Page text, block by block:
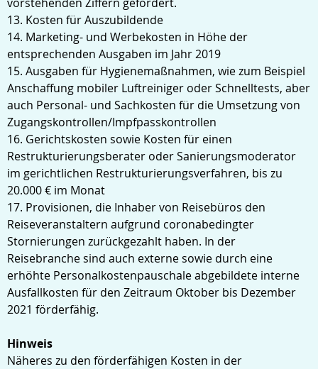
13. Kosten für Auszubildende
14. Marketing- und Werbekosten in Höhe der
entsprechenden Ausgaben im Jahr 2019
15. Ausgaben für Hygienemaßnahmen, wie zum Beispiel
Anschaffung mobiler Luftreiniger oder Schnelltests, aber
auch Personal- und Sachkosten für die Umsetzung von
Zugangskontrollen/Impfpasskontrollen
16. Gerichtskosten sowie Kosten für einen
Restrukturierungsberater oder Sanierungsmoderator
im gerichtlichen Restrukturierungsverfahren, bis zu
20.000 € im Monat
17. Provisionen, die Inhaber von Reisebüros den
Reiseveranstaltern aufgrund coronabedingter
Stornierungen zurückgezahlt haben. In der
Reisebranche sind auch externe sowie durch eine
erhöhte Personalkostenpauschale abgebildete interne
Ausfallkosten für den Zeitraum Oktober bis Dezember
2021 förderfähig.
Hinweis
Näheres zu den förderfähigen Kosten in der